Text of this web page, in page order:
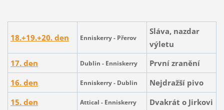
18.+19.+20.den Enniskerry - Přerov
Sláva, nazdar
výletu
17. den
Dublin - Enniskerry
První zranění
16. den
Enniskerry - Dublin
Nejdražší pivo
15. den
Attical - Enniskerry Dvakrát o Jirkovi